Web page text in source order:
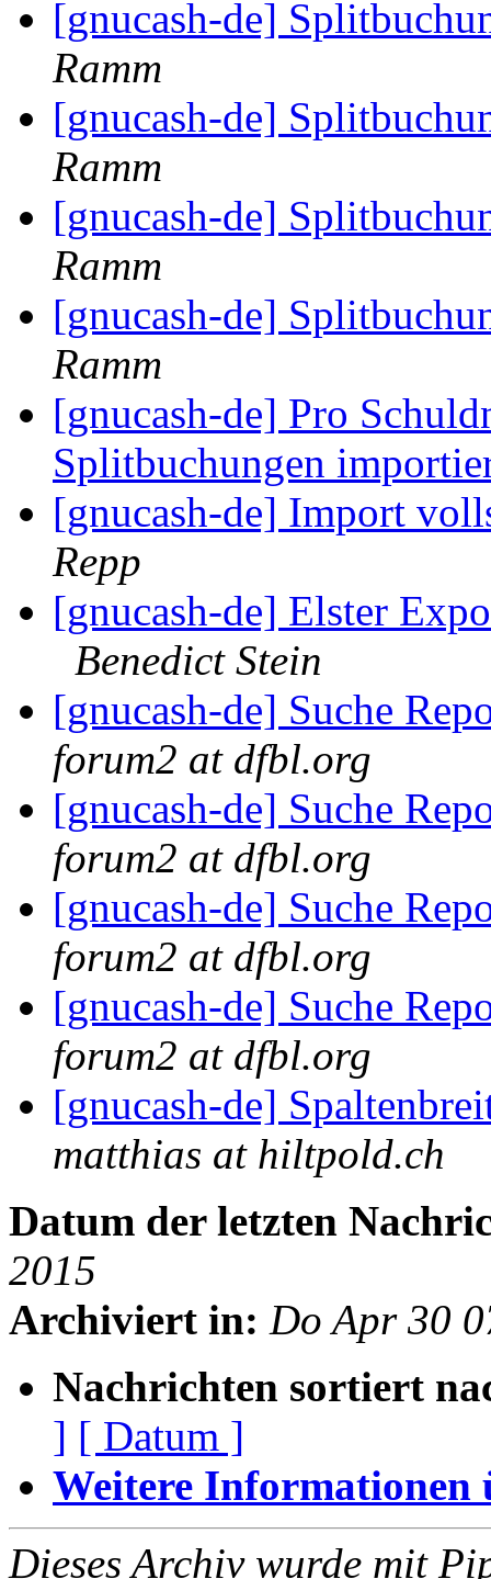
[gnucash-de]
Ramm
[gnucash-de]
Ramm
[gnucash-de]
Ramm
[gnucash-de]
Ramm
[gnucash-de] Pro
Splitbuchungen
[gnucash-de] Import
Repp
[gnucash-de] Elster
Benedict Stein
[gnucash-de] Suche
forum2 at dfbl.org
[gnucash-de] Suche
forum2 at dfbl.org
[gnucash-de] Suche
forum2 at dfbl.org
[gnucash-de] Suche
forum2 at dfbl.org
[gnucash-de]
matthias at hiltpold.ch
Datum der letzten
2015
Archiviert in: Do Apr 30
Nachrichten sortiert
] [ Datum ]
Weitere Informationen
Dieses Archiv wurde mit